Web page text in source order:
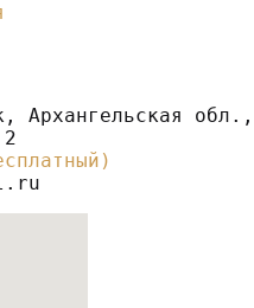
Архангельская обл.,